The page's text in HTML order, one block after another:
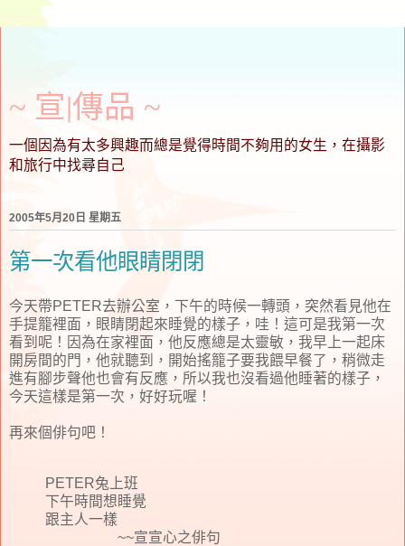
~ 宣∣傳品 ~
一個因為有太多興趣而總是覺得時間不夠用的女生，在攝影
和旅行中找尋自己
2005年5月20日 星期五
第一次看他眼睛閉閉
今天帶PETER去辦公室，下午的時候一轉頭，突然看見他在
手提籠裡面，眼睛閉起來睡覺的樣子，哇！這可是我第一次
看到呢！因為在家裡面，他反應總是太靈敏，我早上一起床
開房間的門，他就聽到，開始搖籠子要我餵早餐了，稍微走
進有腳步聲他也會有反應，所以我也沒看過他睡著的樣子，
今天這樣是第一次，好好玩喔！
再來個俳句吧！
PETER兔上班
下午時間想睡覺
跟主人一樣
~~宣宣心之俳句